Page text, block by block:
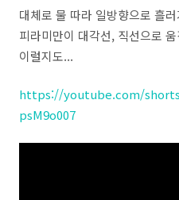
대체로 물 따라 일방향으로 흘
피라미만이 대각선, 직선으로
이럴지도...
https://youtube.com/
psM9o007